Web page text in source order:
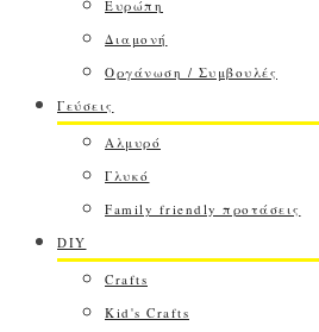
Ευρώπη
Διαμονή
Οργάνωση / Συμβουλές
Γεύσεις
Αλμυρό
Γλυκό
Family friendly προτάσεις
DIY
Crafts
Kid's Crafts